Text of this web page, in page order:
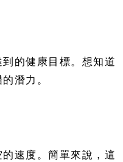
的健康目標。想知道
潛力。
速度。簡單來說，這